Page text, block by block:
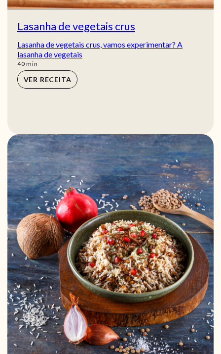
Lasanha de vegetais crus
Lasanha de vegetais crus, vamos experimentar? A
lasanha de vegetais
40min
min
VER RECEITA